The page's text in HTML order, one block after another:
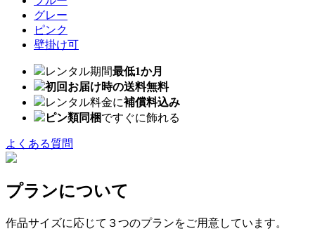
グレー
ピンク
壁掛け可
レンタル期間最低1か月
初回お届け時の送料無料
レンタル料金に補償料込み
ピン類同梱ですぐに飾れる
よくある質問
プランについて
作品サイズに応じて３つのプランをご用意しています。